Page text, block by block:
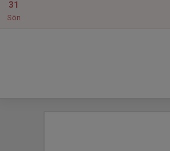
31
Sön